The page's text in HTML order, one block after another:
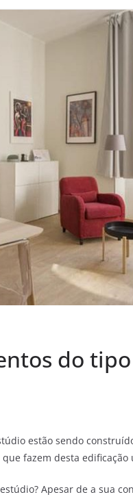
do
estão sendo
fazem desta
Apesar de a sua